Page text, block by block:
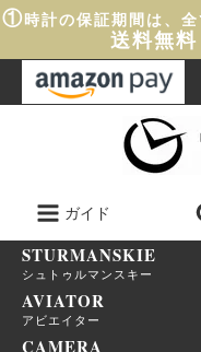
① 時計の保証期間は、全
送料無料
ガイド
STURMANSKIE
シュトゥルマンスキー
AVIATOR
アビエイター
CAMERA